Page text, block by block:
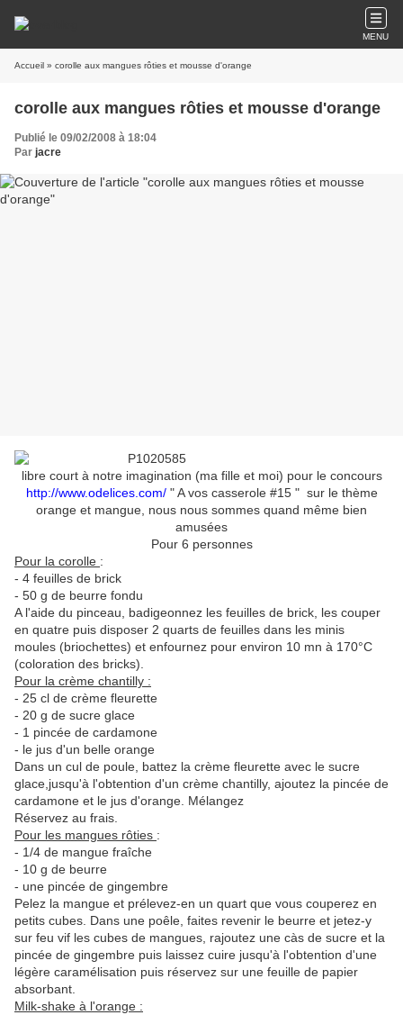
MENU
Accueil » corolle aux mangues rôties et mousse d'orange
corolle aux mangues rôties et mousse d'orange
Publié le 09/02/2008 à 18:04
Par jacre
libre court à notre imagination (ma fille et moi) pour le concours
http://www.odelices.com/" A vos casserole #15 " sur le thème
orange et mangue, nous nous sommes quand même bien
amusées
Pour 6 personnes
Pour la corolle :
- 4 feuilles de brick
- 50 g de beurre fondu
A l'aide du pinceau, badigeonnez les feuilles de brick, les couper
en quatre puis disposer 2 quarts de feuilles dans les minis
moules (briochettes) et enfournez pour environ 10 mn à 170°C
(coloration des bricks).
Pour la crème chantilly :
- 25 cl de crème fleurette
- 20 g de sucre glace
- 1 pincée de cardamone
- le jus d'un belle orange
Dans un cul de poule, battez la crème fleurette avec le sucre
glace,jusqu'à l'obtention d'un crème chantilly, ajoutez la pincée de
cardamone et le jus d'orange. Mélangez
Réservez au frais.
Pour les mangues rôties :
- 1/4 de mangue fraîche
- 10 g de beurre
- une pincée de gingembre
Pelez la mangue et prélevez-en un quart que vous couperez en
petits cubes. Dans une poêle, faites revenir le beurre et jetez-y
sur feu vif les cubes de mangues, rajoutez une càs de sucre et la
pincée de gingembre puis laissez cuire jusqu'à l'obtention d'une
légère caramélisation puis réservez sur une feuille de papier
absorbant.
Milk-shake à l'orange :